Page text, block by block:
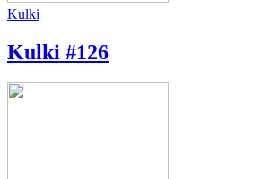
Kulki
Kulki #126